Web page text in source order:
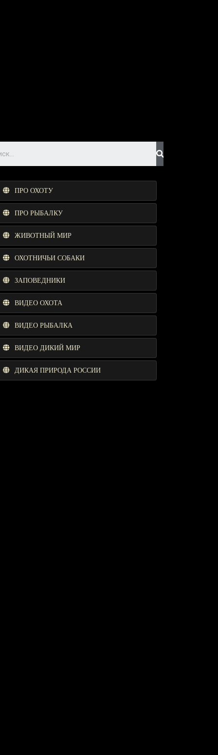
ПРО ОХОТУ
ПРО РЫБАЛКУ
ЖИВОТНЫЙ МИР
ОХОТНИЧЬИ СОБАКИ
ЗАПОВЕДНИКИ
ВИДЕО ОХОТА
ВИДЕО РЫБАЛКА
ВИДЕО ДИКИЙ МИР
ДИКАЯ ПРИРОДА РОССИИ